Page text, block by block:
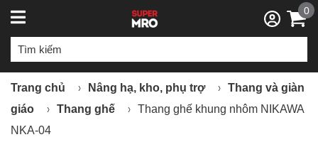
0
Trang chủ Nâng hạ, kho, phụ trợ
Thang và giàn
giáo
Thang ghế
Thang ghế khung nhôm NIKAWA
NKA-04